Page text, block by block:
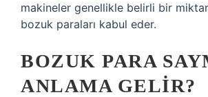
makineler genellikle belirli bir
bozuk paraları kabul eder.
BOZUK PARA
ANLAMA GELIR?